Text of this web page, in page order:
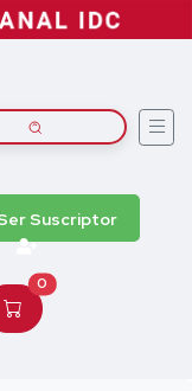
Suscriptor
0